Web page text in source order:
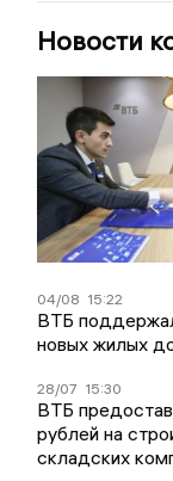
Новости
04/08 15:22
ВТБ
новых жилых
28/07 15:30
ВТБ
рублей на
складских